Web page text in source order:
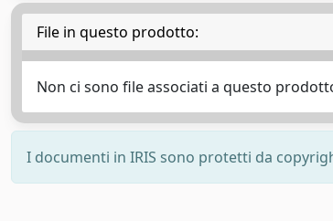
File in questo prodotto:
Non ci sono file associati a questo
I documenti in IRIS sono protetti da